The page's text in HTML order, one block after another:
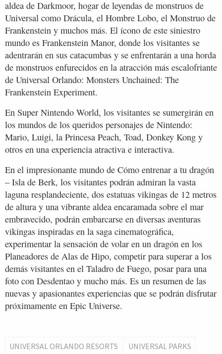
aldea de Darkmoor, hogar de leyendas de monstruos de
Universal como Drácula, el Hombre Lobo, el Monstruo de
Frankenstein y muchos más. El ícono de este siniestro
mundo es Frankenstein Manor, donde los visitantes se
adentrarán en sus catacumbas y se enfrentarán a una horda
de monstruos enfurecidos en la atracción más escalofriante
de Universal Orlando: Monsters Unchained: The
Frankenstein Experiment.
En Super Nintendo World, los visitantes se sumergirán en
los mundos de los queridos personajes de Nintendo:
Mario, Luigi, la Princesa Peach, Toad, Donkey Kong y
otros en una experiencia atractiva e interactiva.
En el impresionante mundo de Cómo entrenar a tu dragón
– Isla de Berk, los visitantes podrán admiran la vasta
laguna resplandeciente, dos estatuas vikingas de 12 metros
de altura y una vibrante aldea encaramada sobre el mar
embravecido, podrán embarcarse en diversas aventuras
vikingas inspiradas en la saga cinematográfica,
experimentar la sensación de volar en un dragón en los
Planeadores de Alas de Hipo, competir para superar a los
demás visitantes en el Taladro de Fuego, posar para una
foto con Desdentao y mucho más. Es un resumen de las
nuevas y apasionantes experiencias que se podrán disfrutar
próximamente en Epic Universe.
UNIVERSAL ORLANDO RESORTS UNIVERSAL PARKS